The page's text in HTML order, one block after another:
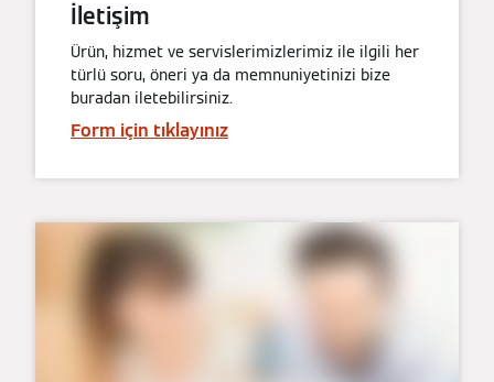
İletişim
Ürün, hizmet ve servislerimizlerimiz ile ilgili her
türlü soru, öneri ya da memnuniyetinizi bize
buradan iletebilirsiniz.
Form için tıklayınız